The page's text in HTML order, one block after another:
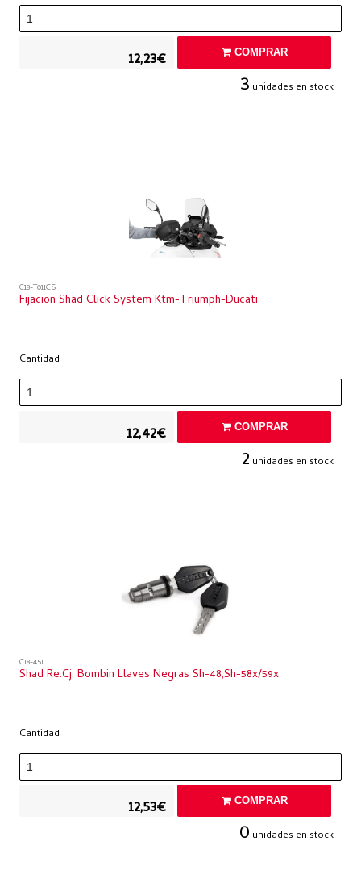
12,23€ COMPRAR
3 unidades en stock
C18-T011CS
Fijacion Shad Click System Ktm-Triumph-Ducati
Cantidad
12,42€ COMPRAR
2 unidades en stock
C18-451
Shad Re.cj. Bombin Llaves Negras Sh-48,sh-58x/59x
Cantidad
12,53€ COMPRAR
0 unidades en stock